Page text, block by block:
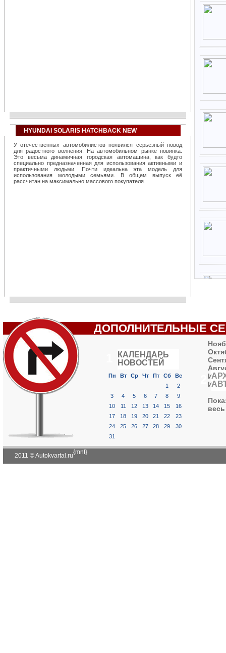
HYUNDAI SOLARIS HATCHBACK NEW
У отечественных автомобилистов появился серьезный повод
для радостного волнения. На автомобильном рынке новинка.
Это весьма динамичная городская автомашина, как будто
специально предназначенная для использования активными и
практичными людьми. Почти идеальна эта модель для
использования молодыми семьями. В общем выпуск её
рассчитан на максимально массового покупателя.
ДОПОЛНИТЕЛЬНЫЕ
«Август 2026 »
Пн
Вт Ср Чт Пт Сб
Вс
1
2
3
4 5 6 7 8
9
10
11 12 13 14 15
16
17
18 19 20 21 22
23
24
25 26 27 28 29
30
31
КАЛЕНДАРЬ
НОВОСТЕЙ
2011 © Autokvartal.ru{mnt}